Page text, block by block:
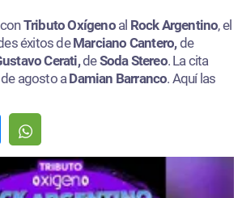
Tributo Oxígenoal Rock Argentino, el
éxitos deMarciano Cantero,de
Cerati,deSoda Stereo. La cita
agosto a Damian Barranco. Aquí las